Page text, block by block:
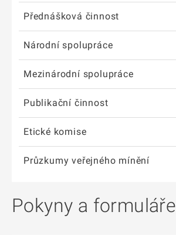
Přednášková činnost
Národní spolupráce
Mezinárodní spolupráce
Publikační činnost
Etické komise
Průzkumy veřejného mínění
Pokyny a formuláře